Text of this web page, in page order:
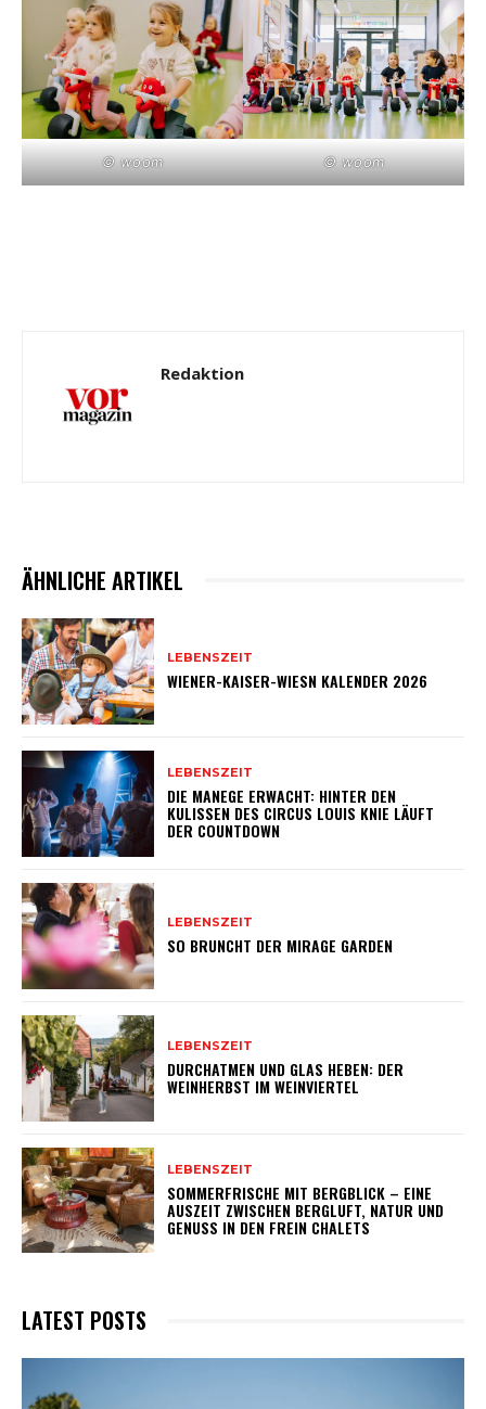
© woom © woom
Redaktion
ÄHNLICHE ARTIKEL
LEBENSZEIT
WIENER-KAISER-WIESN KALENDER 2026
LEBENSZEIT
DIE MANEGE ERWACHT: HINTER DEN
KULISSEN DES CIRCUS LOUIS KNIE LÄUFT
DER COUNTDOWN
LEBENSZEIT
SO BRUNCHT DER MIRAGE GARDEN
LEBENSZEIT
DURCHATMEN UND GLAS HEBEN: DER
WEINHERBST IM WEINVIERTEL
LEBENSZEIT
SOMMERFRISCHE MIT BERGBLICK – EINE
AUSZEIT ZWISCHEN BERGLUFT, NATUR UND
GENUSS IN DEN FREIN CHALETS
LATEST POSTS